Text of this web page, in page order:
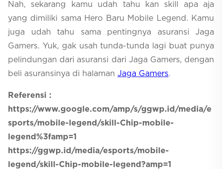
Nah, sekarang kamu udah tahu kan skill apa aja
yang dimiliki sama Hero Baru Mobile Legend. Kamu
juga udah tahu sama pentingnya asuransi Jaga
Gamers. Yuk, gak usah tunda-tunda lagi buat punya
pelindungan dari asuransi dari Jaga Gamers, dengan
beli asuransinya di halaman Jaga Gamers.
Referensi :
https://www.google.com/amp/s/ggwp.id/media/e
sports/mobile-legend/skill-Chip-mobile-
legend%3famp=1
https://ggwp.id/media/esports/mobile-
legend/skill-Chip-mobile-legend?amp=1